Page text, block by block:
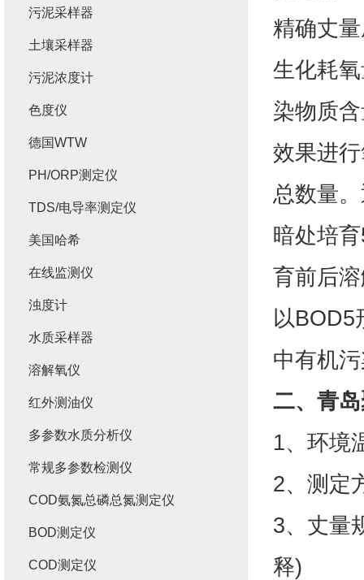
精确丈
生化耗
染物质
效果进
总数量
暗处培
育前后
以BOD5
中有机
二、 青
1、环境
2、测定
3、丈量
释)
污泥采样器
土壤采样器
污泥浓度计
色度仪
德国WTW
PH/ORP测定仪
TDS/电导率测定仪
美国哈希
在线监测仪
浊度计
水质采样器
溶解氧仪
红外测油仪
多参数水质分析仪
常规多参数检测仪
COD氨氮总磷总氮测定仪
BOD测定仪
COD测定仪